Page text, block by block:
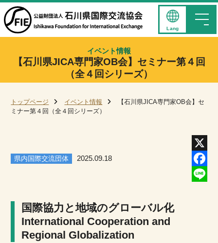
Lang
イベント情報
【石川県JICA専門家OB会】セミナー第４回
（全４回シリーズ）
トップページ イベント情報
【石川県JICA専門家OB会】セ
ミナー第４回（全４回シリーズ）
県内国際交流団体 2025.09.18
X
国際協力と地域のグローバル化
International Cooperation and
Regional Globalization